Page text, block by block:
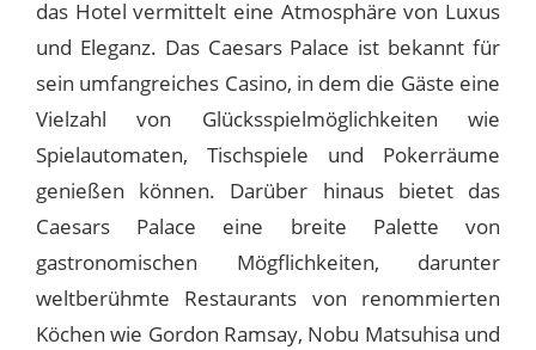
das Hotel vermittelt eine Atmosphäre von Luxus
und Eleganz. Das Caesars Palace ist bekannt für
sein umfangreiches Casino, in dem die Gäste eine
Vielzahl von Glücksspielmöglichkeiten wie
Spielautomaten, Tischspiele und Pokerräume
genießen können. Darüber hinaus bietet das
Caesars Palace eine breite Palette von
gastronomischen Mögflichkeiten, darunter
weltberühmte Restaurants von renommierten
Köchen wie Gordon Ramsay, Nobu Matsuhisa und